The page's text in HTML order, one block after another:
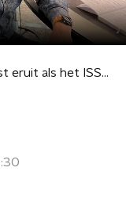
Hoe ziet de toekomst eruit als het ISS over een paar jaar verdwijnt?